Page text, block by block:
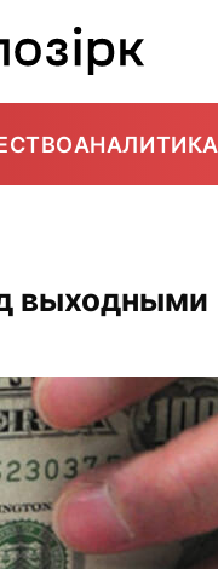
АНАЛИТИКА
выходными